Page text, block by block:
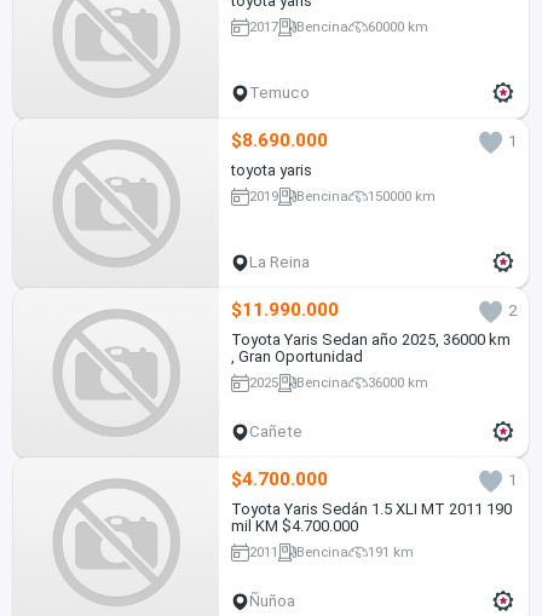
2017 Bencina 60000 km
Temuco
$8.690.000
1
toyota yaris
2019 Bencina 150000 km
La Reina
$11.990.000
2
Toyota Yaris Sedan año 2025, 36000 km
, Gran Oportunidad
2025 Bencina 36000 km
Cañete
$4.700.000
1
Toyota Yaris Sedán 1.5 XLI MT 2011 190
mil KM $4.700.000
2011 Bencina 191 km
Ñuñoa